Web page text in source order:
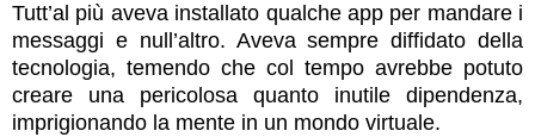
Tutt’al più aveva installato qualche app per mandare i
messaggi e null’altro. Aveva sempre diffidato della
tecnologia, temendo che col tempo avrebbe potuto
creare una pericolosa quanto inutile dipendenza,
imprigionando la mente in un mondo virtuale.